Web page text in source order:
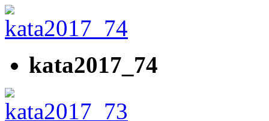
kata2017_74